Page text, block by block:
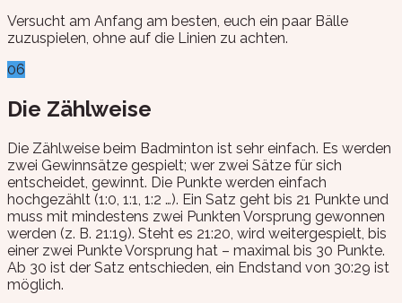
Versucht am Anfang am besten, euch ein paar Bälle
zuzuspielen, ohne auf die Linien zu achten.
06
Die Zählweise
Die Zählweise beim Badminton ist sehr einfach. Es werden
zwei Gewinnsätze gespielt; wer zwei Sätze für sich
entscheidet, gewinnt. Die Punkte werden einfach
hochgezählt (1:0, 1:1, 1:2 …). Ein Satz geht bis 21 Punkte und
muss mit mindestens zwei Punkten Vorsprung gewonnen
werden (z. B. 21:19). Steht es 21:20, wird weitergespielt, bis
einer zwei Punkte Vorsprung hat – maximal bis 30 Punkte.
Ab 30 ist der Satz entschieden, ein Endstand von 30:29 ist
möglich.